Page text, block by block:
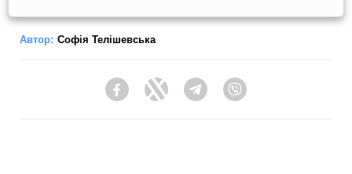
Автор: Софія Телішевська
FacebookTwitter Telegram